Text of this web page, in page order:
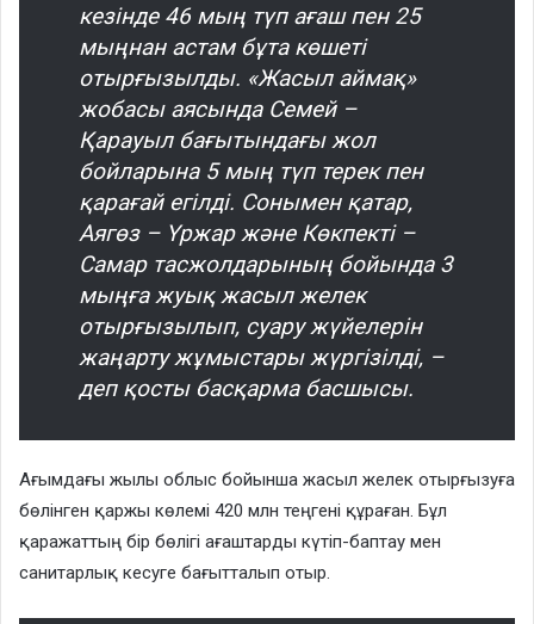
кезінде 46 мың түп ағаш пен 25
мыңнан астам бұта көшеті
отырғызылды. «Жасыл аймақ»
жобасы аясында Семей –
Қарауыл бағытындағы жол
бойларына 5 мың түп терек пен
қарағай егілді. Сонымен қатар,
Аягөз – Үржар және Көкпекті –
Самар тасжолдарының бойында 3
мыңға жуық жасыл желек
отырғызылып, суару жүйелерін
жаңарту жұмыстары жүргізілді, –
деп қосты басқарма басшысы.
Ағымдағы жылы облыс бойынша жасыл желек отырғызуға
бөлінген қаржы көлемі 420 млн теңгені құраған. Бұл
қаражаттың бір бөлігі ағаштарды күтіп-баптау мен
санитарлық кесуге бағытталып отыр.